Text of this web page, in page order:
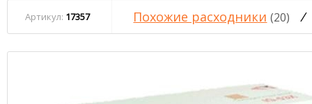
Артикул: 17357 Похожие расходники (20) /